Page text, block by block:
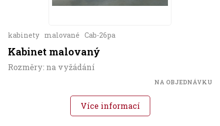
kabinety malované Cab-26pa
Kabinet malovaný
Rozměry: na vyžádání
NA OBJEDNÁVKU
Více informací